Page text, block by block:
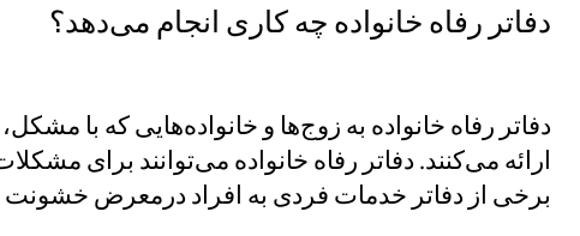
دفاتر رفاه خانواده چه کاری انجام می‌دهد؟
دفاتر رفاه خانواده به زوج‌ها و خانواده‌هایی که با
ارائه می‌کنند. دفاتر رفاه خانواده می‌توانند برای
برخی از دفاتر خدمات فردی به افراد درمعرض خشونت